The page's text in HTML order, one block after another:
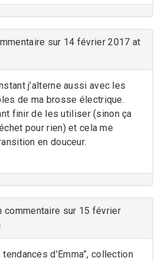
sur 14 février 2017 at
j’alterne aussi avec les
de ma brosse électrique.
finir de les utiliser (sinon ça
pour rien) et cela me
en douceur.
commentaire sur 15 février
d’Emma”, collection